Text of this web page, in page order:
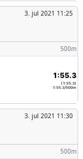
3. jul 2021 11:25
500m
1:55.3
(1:55.3)
1:55.3/500m
3. jul 2021 11:30
500m